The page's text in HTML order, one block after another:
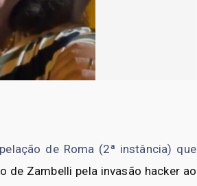
de Roma (2ª instância) que
de Zambelli pela invasão hacker ao